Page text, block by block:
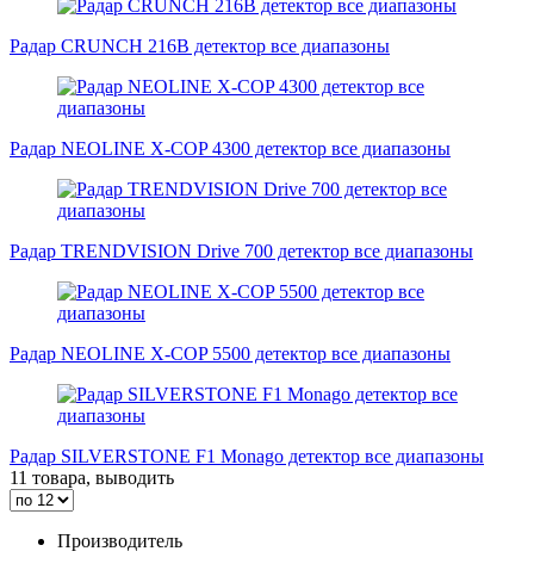
Радар CRUNCH 216B детектор все диапазоны
Радар NEOLINE X-COP 4300 детектор все диапазоны
Радар TRENDVISION Drive 700 детектор все диапазоны
Радар NEOLINE X-COP 5500 детектор все диапазоны
Радар SILVERSTONE F1 Monago детектор все диапазоны
11 товара, выводить
Производитель